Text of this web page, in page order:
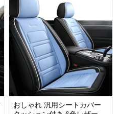
おしゃれ 汎用シートカバー